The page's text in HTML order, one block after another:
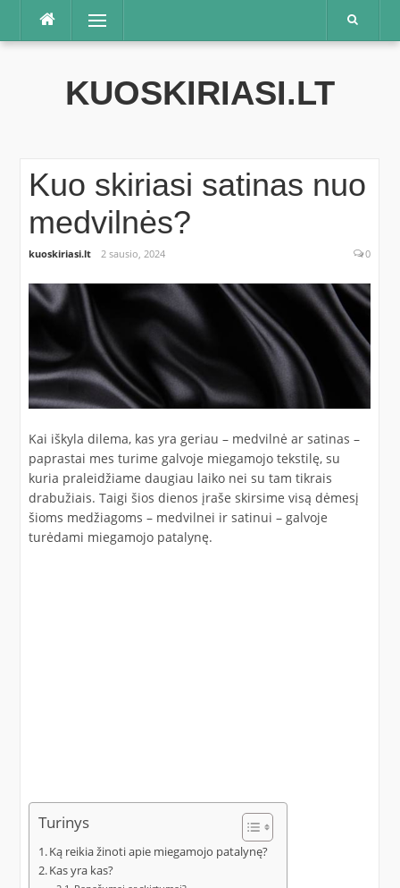
Praleisti
Meniu
KUOSKIRIASI.LT
Kuo skiriasi satinas nuo
medvilnės?
kuoskiriasi.lt 2 sausio, 2024 0
Kai iškyla dilema, kas yra geriau – medvilnė ar satinas –
paprastai mes turime galvoje miegamojo tekstilę, su
kuria praleidžiame daugiau laiko nei su tam tikrais
drabužiais. Taigi šios dienos įraše skirsime visą dėmesį
šioms medžiagoms – medvilnei ir satinui – galvoje
turėdami miegamojo patalynę.
Turinys
Ką reikia žinoti apie miegamojo patalynę?
Kas yra kas?